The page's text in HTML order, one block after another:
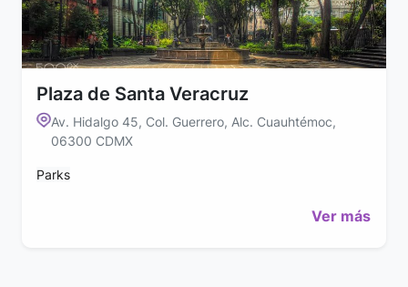
Plaza de Santa Veracruz
Av. Hidalgo 45, Col. Guerrero, Alc. Cuauhtémoc,
06300 CDMX
Parks
Ver más